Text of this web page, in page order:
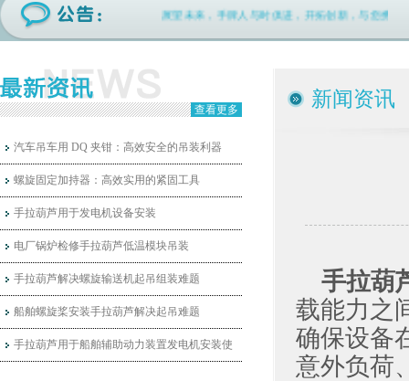
展望未来，手牌人与时俱进，开拓创新，与您携手
查看更多
汽车吊车用 DQ 夹钳：高效安全的吊装利器
螺旋固定加持器：高效实用的紧固工具
手拉葫芦用于发电机设备安装
电厂锅炉检修手拉葫芦低温模块吊装
手拉葫芦解决螺旋输送机起吊组装难题
船舶螺旋桨安装手拉葫芦解决起吊难题
手拉葫芦用于船舶辅助动力装置发电机安装使
新闻资讯
手拉葫
载能力之
确保设备
意外负荷